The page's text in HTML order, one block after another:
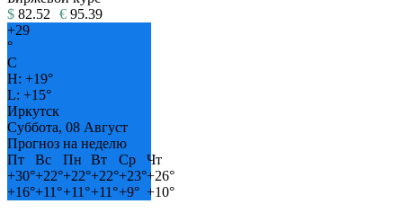
$ 82.52 € 95.39
+29
°
C
H: +19°
L: +15°
Иркутск
Суббота, 08 Август
Прогноз на неделю
Пт
Вс Пн Вт Ср
Чт
+30°+22°+22°+22°+23°+26°
+16°+11°+11°+11°+9° +10°